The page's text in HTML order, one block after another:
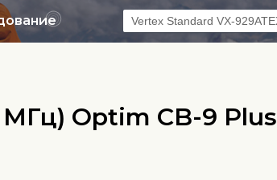
Optim CB-9 Plus